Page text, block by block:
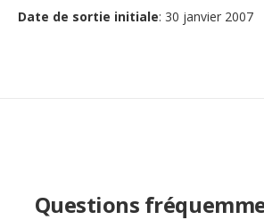
Date de sortie initiale: 30 janvier 2007
Questions